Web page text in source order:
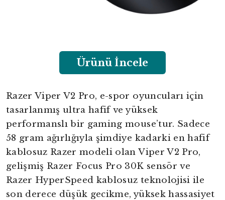
Ürünü İncele
Razer Viper V2 Pro, e-spor oyuncuları için
tasarlanmış ultra hafif ve yüksek
performanslı bir gaming mouse’tur. Sadece
58 gram ağırlığıyla şimdiye kadarki en hafif
kablosuz Razer modeli olan Viper V2 Pro,
gelişmiş Razer Focus Pro 30K sensör ve
Razer HyperSpeed kablosuz teknolojisi ile
son derece düşük gecikme, yüksek hassasiyet